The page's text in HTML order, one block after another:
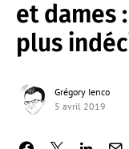
et dames
plus
Grégory Ienco
5 avril 2019